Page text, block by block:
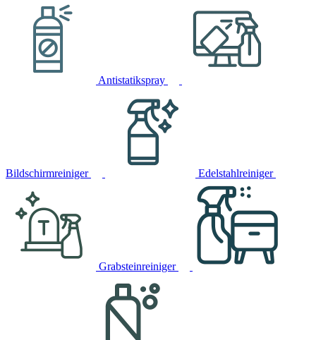
Antistatikspray
Bildschirmreiniger Edelstahlreiniger
Grabsteinreiniger